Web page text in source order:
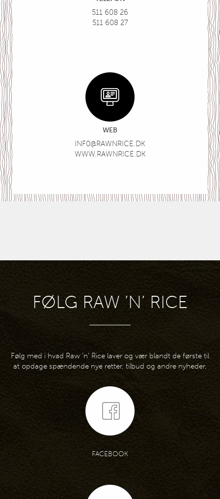
511 608 26
511 608 27
WEB
INF0@RAWNRICE.DK
WWW.RAWNRICE.DK
FØLG RAW ’N’ RICE
Følg med i hvad Raw ’n’ Rice laver og vær blandt de første til
at opdage spændende nye retter, tilbud og andre nyheder,
FACEBOOK